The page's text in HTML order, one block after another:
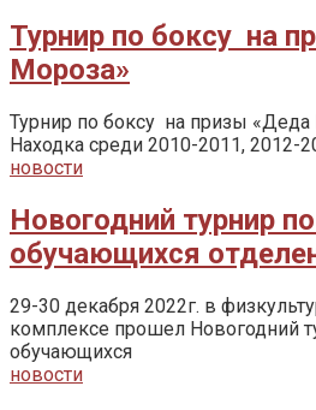
Турнир по боксу на
Мороза»
Турнир по боксу на призы «Деда
Находка среди 2010-2011, 2012-
новости
Новогодний турнир
обучающихся
29-30 декабря 2022г. в
комплексе прошел Новогодний
обучающихся
новости